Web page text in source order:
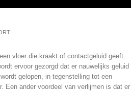
vloer die kraakt of contactgeluid geeft.
ervoor gezorgd dat er nauwelijks geluid
gelopen, in tegenstelling tot een
Een ander voordeel van verlijmen is dat er